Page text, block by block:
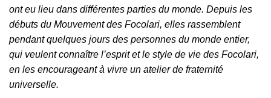
ont eu lieu dans différentes parties du monde. Depuis les
débuts du Mouvement des Focolari, elles rassemblent
pendant quelques jours des personnes du monde entier,
qui veulent connaître l’esprit et le style de vie des Focolari,
en les encourageant à vivre un atelier de fraternité
universelle.